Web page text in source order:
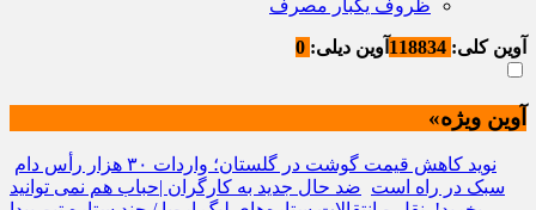
ظروف یکبار مصرف
آوین کلی: آوین دیلی:
آوین ویژه»
نوید کاهش قیمت گوشت در گلستان؛ واردات ۳۰ هزار رأس دام
سبک در راه است ضد حال جدید به کارگران |حباب هم نمی توانید